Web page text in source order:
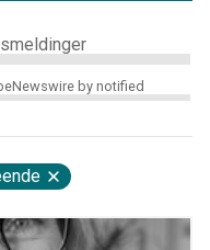
by notified